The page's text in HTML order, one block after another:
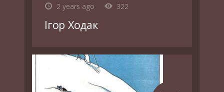
2 years ago 322
Ігор Ходак